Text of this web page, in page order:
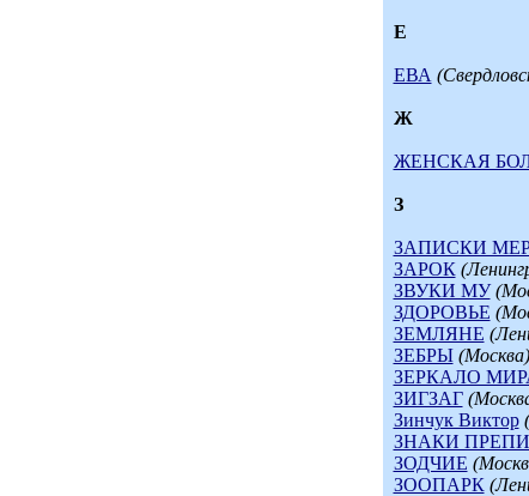
Е
ЕВА
Ж
ЖЕНСКАЯ
З
ЗАПИСКИ
ЗАРОК
ЗВУКИ МУ
ЗДОРОВЬЕ
ЗЕМЛЯНЕ
ЗЕБРЫ (Москва)
ЗЕРКАЛО
ЗИГЗАГ
Зинчук Виктор
ЗНАКИ
ЗОДЧИЕ
ЗООПАРК